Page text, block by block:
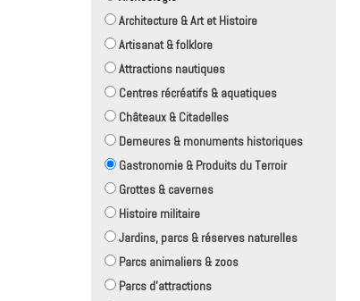
Architecture & Art et Histoire
Artisanat & folklore
Attractions nautiques
Centres récréatifs & aquatiques
Châteaux & Citadelles
Demeures & monuments historiques
Gastronomie & Produits du Terroir
Grottes & cavernes
Histoire militaire
Jardins, parcs & réserves naturelles
Parcs animaliers & zoos
Parcs d'attractions